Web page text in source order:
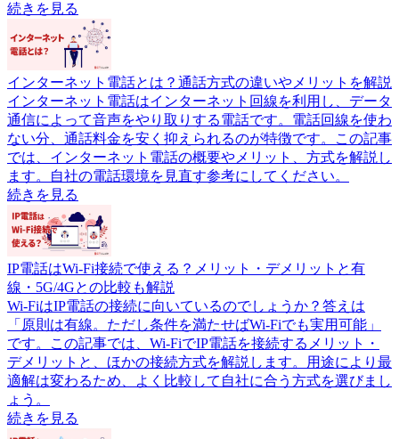
続きを見る
インターネット電話とは？通話方式の違いやメリットを解説
インターネット電話はインターネット回線を利用し、データ
通信によって音声をやり取りする電話です。電話回線を使わ
ない分、通話料金を安く抑えられるのが特徴です。この記事
では、インターネット電話の概要やメリット、方式を解説し
ます。自社の電話環境を見直す参考にしてください。
続きを見る
IP電話はWi-Fi接続で使える？メリット・デメリットと有
線・5G/4Gとの比較も解説
Wi-FiはIP電話の接続に向いているのでしょうか？答えは
「原則は有線。ただし条件を満たせばWi-Fiでも実用可能」
です。この記事では、Wi-FiでIP電話を接続するメリット・
デメリットと、ほかの接続方式を解説します。用途により最
適解は変わるため、よく比較して自社に合う方式を選びまし
ょう。
続きを見る